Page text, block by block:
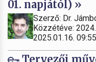
01. napjától) »
Szerző: Dr.
Közzétéve:
2025.01.16. 09:55
Tervezői